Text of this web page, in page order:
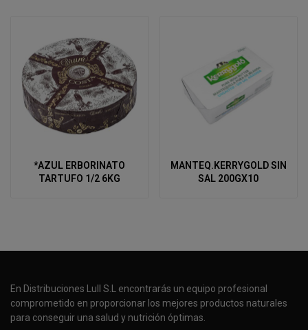
*AZUL ERBORINATO
TARTUFO 1/2 6KG
MANTEQ.KERRYGOLD SIN
SAL 200GX10
En Distribuciones Lull S.L encontrarás un equipo profesional
comprometido en proporcionar los mejores productos naturales
para conseguir una salud y nutrición óptimas.